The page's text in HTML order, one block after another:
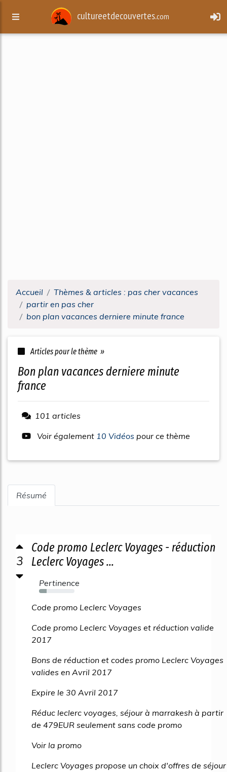
cultureetdecouvertes.com
Accueil
Thèmes & articles : pas cher vacances
partir en pas cher
bon plan vacances derniere minute france
Articles pour le thème »
bon plan vacances derniere minute
france
101 articles
Voir également 10 Vidéos pour ce thème
Résumé
3
Code promo Leclerc Voyages - réduction
Leclerc Voyages ...
Pertinence
22%
Code promo Leclerc Voyages
Code promo Leclerc Voyages et réduction valide
2017
Bons de réduction et codes promo Leclerc Voyages
valides en Avril 2017
Expire le 30 Avril 2017
Réduc leclerc voyages, séjour à marrakesh à partir
de 479EUR seulement sans code promo
Voir la promo
Leclerc Voyages propose un choix d'offres de séjour